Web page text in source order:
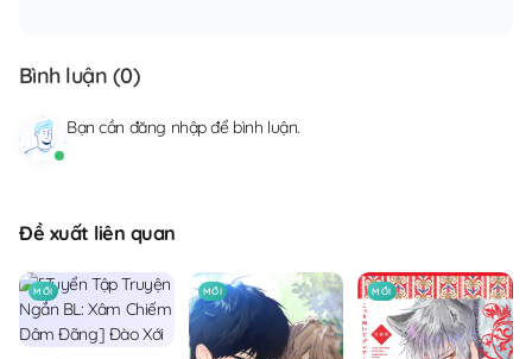
Bình luận (0)
Bạn cần đăng nhậpđể bình luận.
Đề xuất liên quan
MỚI MỚI MỚI